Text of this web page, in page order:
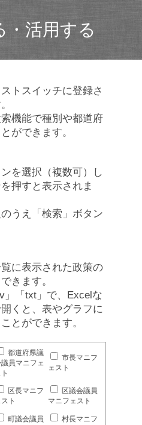
・活用する
トスイッチに登録さ
機能で種別や都道府
ができます。
を選択（複数可）し
押すと表示されま
うえ「検索」ボタン
に表示された政策の
きます。
」「txt」で、Excelな
くと、表やグラフに
とができます。
都道府県議
員マニフェ
市長マニフ
ェスト
区長マニフ
スト
区議会議員
マニフェスト
町議会議員
村長マニフ